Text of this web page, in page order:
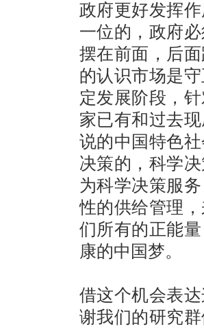
政府更好发挥
一位的，政府
摆在前面，后
的认识市场是
定发展阶段，
家已有和过去
说的中国特色
决策的，科学
为科学决策服
性的供给管理
们所有的正能
康的中国梦。
借这个机会表
谢我们的研究